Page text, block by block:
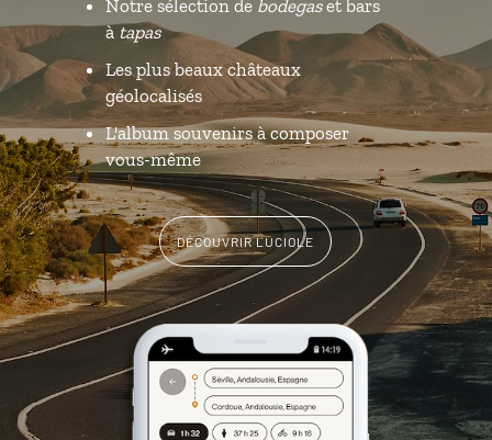
Notre sélection de bodegaset bars
àtapas
Les plus beaux châteaux
géolocalisés
L'album souvenirs à composer
vous-même
DÉCOUVRIR LUCIOLE